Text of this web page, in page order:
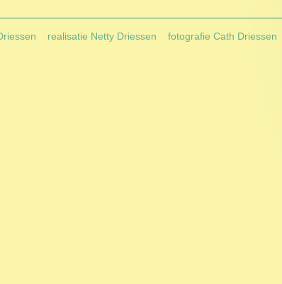
realisatie Netty Driessen fotografie Cath Driessen